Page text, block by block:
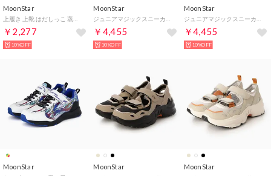
MoonStar
￥2,277
10%OFF
MoonStar
￥4,455
10%OFF
MoonStar
￥4,455
10%OFF
MoonStar MoonStar MoonStar